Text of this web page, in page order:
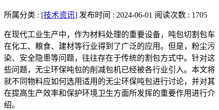
所属分类 : [技术资讯] 发布时间 : 2024-06-01 阅读次数 : 1705
在现代工业生产中，作为材料处理的重要设备，吨包切割包车
在化工、粮食、建材等行业得到了广泛的应用。但是，粉尘污
染、安全隐患等问题，往往存在于传统的割包方式中。针对这
些问题，无尘环保吨包的削减包机已经被各行业引入。本文将
就不同物料应如何选用适用的无尘环保吨包进行讨论，并对其
在提高生产效率和保护环境卫生方面所发挥的重要作用进行介
绍。